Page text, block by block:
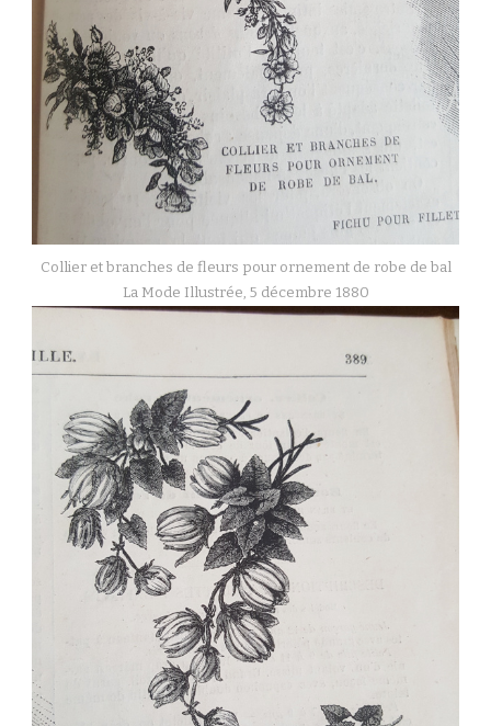
Collier et branches de fleurs pour ornement de robe de bal
La Mode Illustrée, 5 décembre 1880